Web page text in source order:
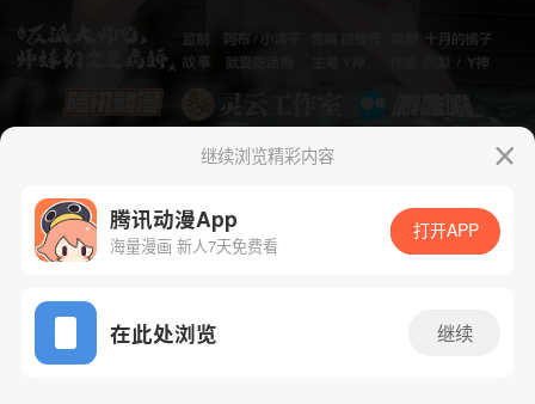
App免费看
下一话 腾漫App免费看
继续浏览精彩内容
腾讯动漫App
海量漫画 新人7天免费看
打开APP
在此处浏览 继续